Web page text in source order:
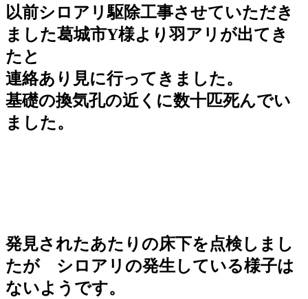
以前シロアリ駆除工事させていただき
ました葛城市Y様より羽アリが出てき
たと
連絡あり見に行ってきました。
基礎の換気孔の近くに数十匹死んでい
ました。
発見されたあたりの床下を点検しまし
たが シロアリの発生している様子は
ないようです。